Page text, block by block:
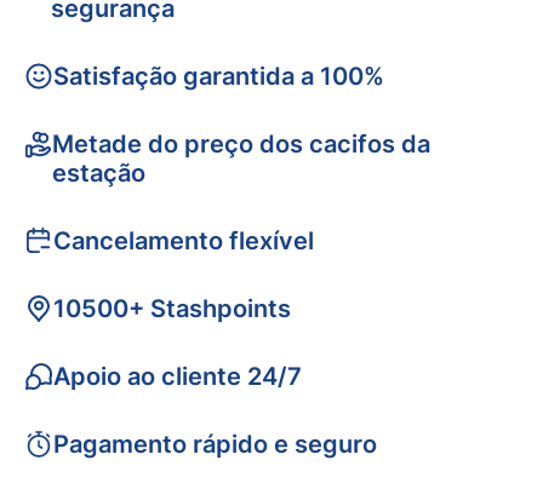
segurança
Satisfação garantida a 100%
Metade do preço dos cacifos da
estação
Cancelamento flexível
10500+ Stashpoints
Apoio ao cliente 24/7
Pagamento rápido e seguro